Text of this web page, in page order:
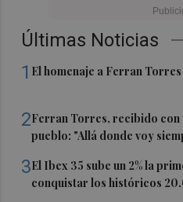
Últimas Noticias
1 El homenaje a Ferran
2Ferran Torres, recibido con
pueblo: "Allá donde voy
3El Ibex 35 sube un 2% la
conquistar los históricos